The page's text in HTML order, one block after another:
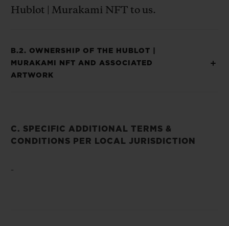
Hublot | Murakami NFT to us.
B.2. OWNERSHIP OF THE HUBLOT |
MURAKAMI NFT AND ASSOCIATED
ARTWORK
C. SPECIFIC ADDITIONAL TERMS &
CONDITIONS PER LOCAL JURISDICTION
-